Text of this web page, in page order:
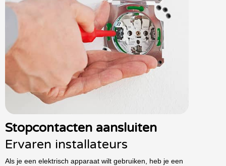
Stopcontacten aansluiten
Ervaren installateurs
Als je een elektrisch apparaat wilt gebruiken, heb je een